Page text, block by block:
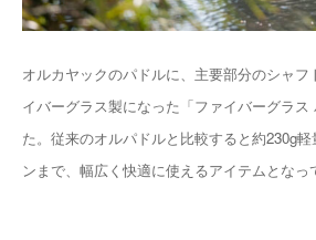
オルカヤックのパドルに、主要部分のシャ
イバーグラス製になった「ファイバーグラス
た。従来のオルパドルと比較すると約230g
ンまで、幅広く快適に使えるアイテムとなっ